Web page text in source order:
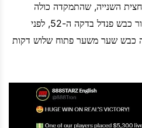
השנייה, שהתמקדה כולה
בקבוצה הביתית. Vinicius ג'וניור כבש פנדל בדקה ה-52, לפני
כבש שער משער פתוח שלוש דקות